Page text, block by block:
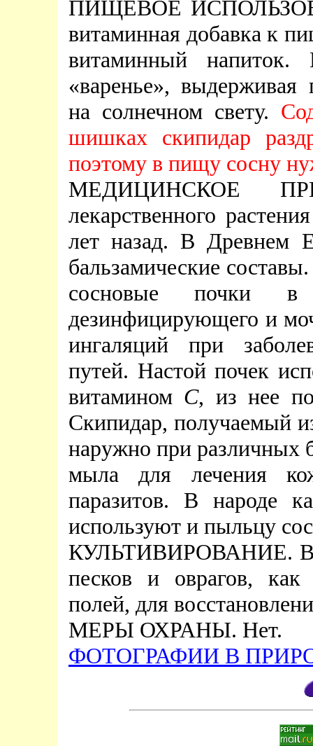
ПИЩЕВОЕ
витаминная добавка к
витаминный
«варенье»,
на солнечном свету.
шишках скипидар
поэтому в пищу сосну
МЕДИЦИНСКОЕ
лекарственного
лет назад. В Древнем
бальзамические
сосновые почки в
дезинфицирующего и
ингаляций при
путей. Настой почек
витамином С, из нее
Скипидар, получаемый
наружно при различных
мыла для лечения
паразитов. В народе
используют и пыльцу
КУЛЬТИВИРОВАНИЕ. В
песков и оврагов, как
полей, для
МЕРЫ ОХРАНЫ. Нет.
ФОТОГРАФИИ В